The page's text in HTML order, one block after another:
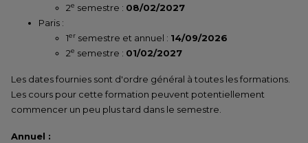
2e semestre : 08/02/2027
Paris :
1er semestre et annuel : 14/09/2026
2e semestre : 01/02/2027
Les dates fournies sont d'ordre général à toutes les formations.
Les cours pour cette formation peuvent potentiellement
commencer un peu plus tard dans le semestre.
Annuel :